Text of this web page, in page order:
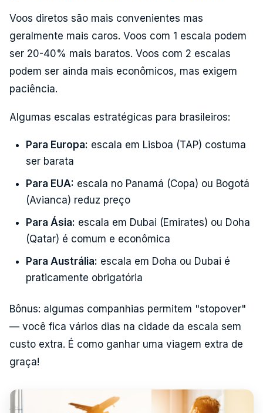
Voos diretos são mais convenientes mas
geralmente mais caros. Voos com 1 escala podem
ser 20-40% mais baratos. Voos com 2 escalas
podem ser ainda mais econômicos, mas exigem
paciência.
Algumas escalas estratégicas para brasileiros:
Para Europa: escala em Lisboa (TAP) costuma
ser barata
Para EUA: escala no Panamá (Copa) ou Bogotá
(Avianca) reduz preço
Para Ásia: escala em Dubai (Emirates) ou Doha
(Qatar) é comum e econômica
Para Austrália: escala em Doha ou Dubai é
praticamente obrigatória
Bônus: algumas companhias permitem "stopover"
— você fica vários dias na cidade da escala sem
custo extra. É como ganhar uma viagem extra de
graça!